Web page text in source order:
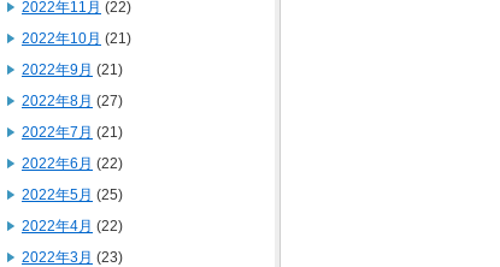
2022年11月 (22)
2022年10月 (21)
2022年9月 (21)
2022年8月 (27)
2022年7月 (21)
2022年6月 (22)
2022年5月 (25)
2022年4月 (22)
2022年3月 (23)